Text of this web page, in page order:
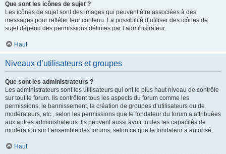
Que sont les icônes de sujet ?
Les icônes de sujet sont des images qui peuvent être associées à des
messages pour refléter leur contenu. La possibilité d’utiliser des icônes de
sujet dépend des permissions définies par l’administrateur.
Haut
Niveaux d’utilisateurs et groupes
Que sont les administrateurs ?
Les administrateurs sont les utilisateurs qui ont le plus haut niveau de contrôle
sur tout le forum. Ils contrôlent tous les aspects du forum comme les
permissions, le bannissement, la création de groupes d’utilisateurs ou de
modérateurs, etc., selon les permissions que le fondateur du forum a attribuées
aux autres administrateurs. Ils peuvent aussi avoir toutes les capacités de
modération sur l’ensemble des forums, selon ce que le fondateur a autorisé.
Haut